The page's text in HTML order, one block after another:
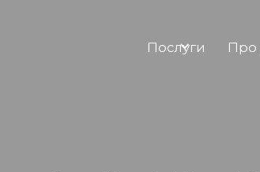
Послуги Про